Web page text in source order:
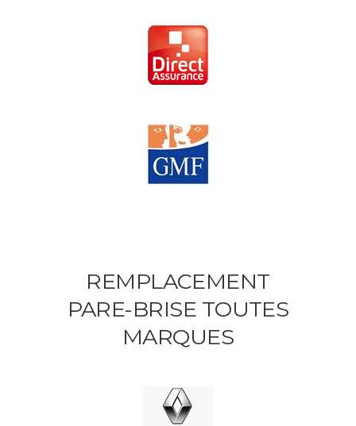
REMPLACEMENT
PARE-BRISE TOUTES
MARQUES